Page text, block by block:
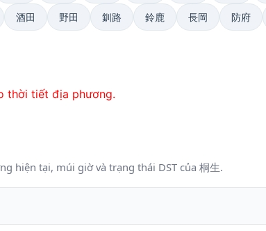
酒田 野田 釧路 鈴鹿 長岡 防府
thời tiết địa phương.
hiện tại, múi giờ và trạng thái DST của 桐生.